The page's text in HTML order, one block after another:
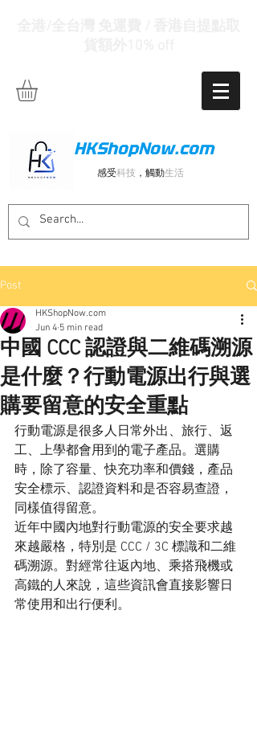
HKShopNow.com
感受科技 ，觸動生活
Post
中國 CCC 認證與二維碼溯源
是什麼？行動電源出行與選
購要留意的安全重點
HKShopNow.com
Jun 4 5 min read
行動電源是很多人日常外出、旅行、返
工、上學都會用到的電子產品。選購
時，除了容量、快充功率和價錢，產品
安全標示、認證資料和是否容易查證，
同樣值得留意。
近年中國內地對行動電源的安全要求越
來越嚴格，特別是 CCC / 3C 標識和二維
碼溯源。對經常往返內地、乘搭飛機或
高鐵的人來說，這些資訊會直接影響日
常使用和出行便利。